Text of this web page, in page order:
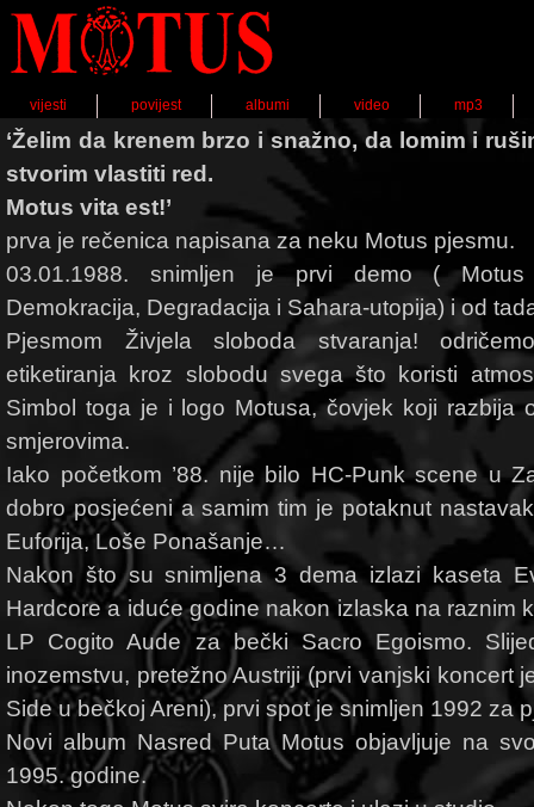
vijesti povijest albumi video mp3
‘Želim da krenem brzo i snažno, da lomim i
stvorim vlastiti red.
Motus vita est!’
prva je rečenica napisana za neku Motus pjesmu.
03.01.1988. snimljen je prvi demo (
Demokracija, Degradacija i Sahara-utopija) i od
Pjesmom Živjela sloboda stvaranja!
etiketiranja kroz slobodu svega što koristi
Simbol toga je i logo Motusa, čovjek koji razbija
smjerovima.
Iako početkom ’88. nije bilo HC-Punk scene u
dobro posjećeni a samim tim je potaknut
Euforija, Loše Ponašanje…
Nakon što su snimljena 3 dema izlazi kaseta
Hardcore a iduće godine nakon izlaska na raznim
LP Cogito Aude za bečki Sacro Egoismo.
inozemstvu, pretežno Austriji (prvi vanjski koncert
Side u bečkoj Areni), prvi spot je snimljen 1992 za
Novi album Nasred Puta Motus objavljuje na
1995. godine.